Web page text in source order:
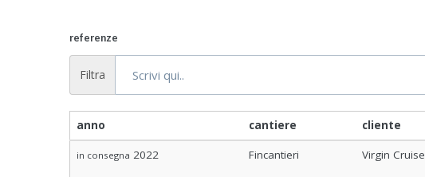
referenze
Filtra
anno cantiere cliente
in consegna 2022 Fincantieri Virgin Cruise